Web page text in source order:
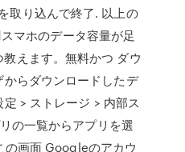
取り込んで終了. 以上の
マホのデータ容量が足
えます。無料かつ ダウ
らダウンロードしたデ
> ストレージ > 内部ス
の一覧からアプリを選
の画面 Googleのアカウ